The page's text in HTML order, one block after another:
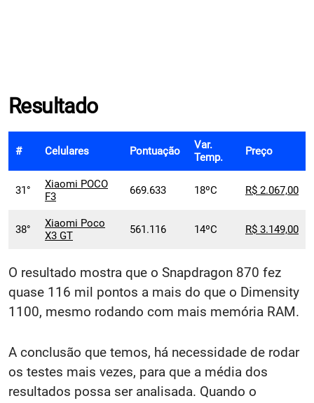
Resultado
# Celulares Pontuação
Var.
Temp.
Preço
31°
Xiaomi POCO
F3
669.633 18ºC R$ 2.067,00
38°
Xiaomi Poco
X3 GT
561.116 14ºC R$ 3.149,00
O resultado mostra que o Snapdragon 870 fez
quase 116 mil pontos a mais do que o Dimensity
1100, mesmo rodando com mais memória RAM.
A conclusão que temos, há necessidade de rodar
os testes mais vezes, para que a média dos
resultados possa ser analisada. Quando o